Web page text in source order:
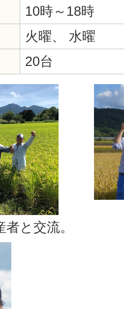
10時～18時
火曜、 水曜
20台
と交流。